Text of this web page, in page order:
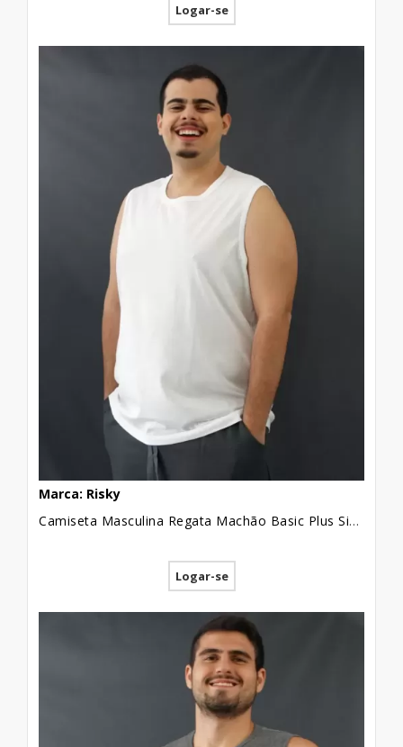
Logar-se
Marca: Risky
Camiseta Masculina Regata Machão Basic Plus Size Branco [2010128]
Logar-se